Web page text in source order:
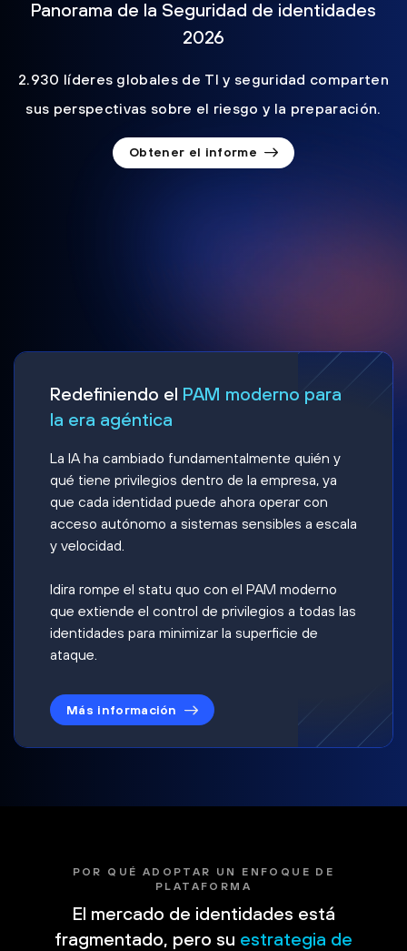
Panorama de la Seguridad de identidades
2026
2.930 líderes globales de TI y seguridad comparten
sus perspectivas sobre el riesgo y la preparación.
Obtener el informe
Redefiniendo el PAM moderno para
la era agéntica
La IA ha cambiado fundamentalmente quién y
qué tiene privilegios dentro de la empresa, ya
que cada identidad puede ahora operar con
acceso autónomo a sistemas sensibles a escala
y velocidad.
Idira rompe el statu quo con el PAM moderno
que extiende el control de privilegios a todas las
identidades para minimizar la superficie de
ataque.
Más información
POR QUÉ ADOPTAR UN ENFOQUE DE
PLATAFORMA
El mercado de identidades está
fragmentado, pero su estrategia de